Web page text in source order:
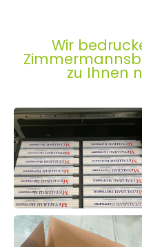
Wir
zu Ihnen